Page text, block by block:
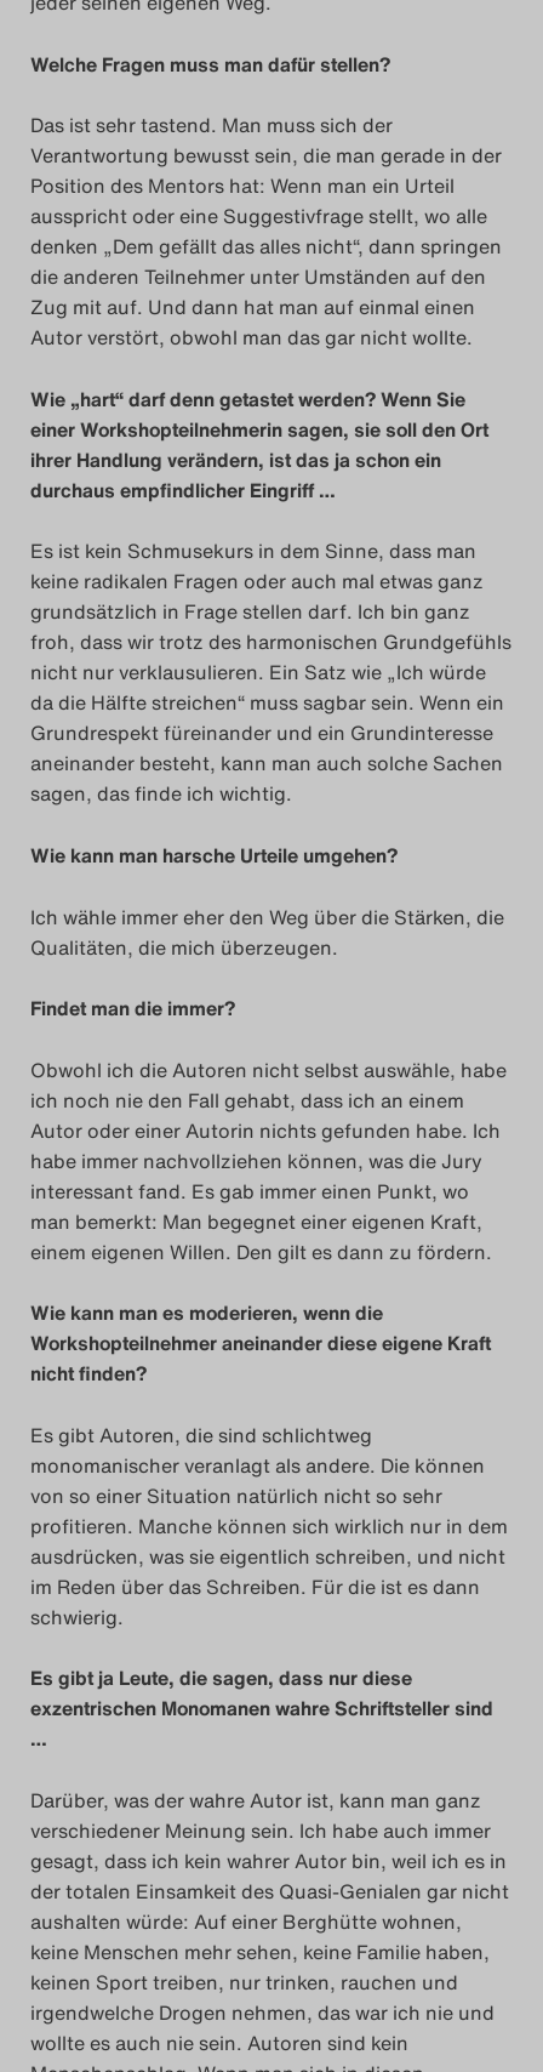
Das Theatertreffen-
2024
Das Theatertreffen-
2025
Das Theatertreffen-
Archiv
Impressum
Nutzungsbedingungen
Search
Welche Fragen muss man dafür stellen?
Das ist sehr tastend. Man muss sich der
Verantwortung bewusst sein, die man gerade in der
Position des Mentors hat: Wenn man ein Urteil
ausspricht oder eine Suggestivfrage stellt, wo alle
denken „Dem gefällt das alles nicht“, dann springen
die anderen Teilnehmer unter Umständen auf den
Zug mit auf. Und dann hat man auf einmal einen
Autor verstört, obwohl man das gar nicht wollte.
Wie „hart“ darf denn getastet werden? Wenn Sie
einer Workshopteilnehmerin sagen, sie soll den Ort
ihrer Handlung verändern, ist das ja schon ein
durchaus empfindlicher Eingriff …
Es ist kein Schmusekurs in dem Sinne, dass man
keine radikalen Fragen oder auch mal etwas ganz
grundsätzlich in Frage stellen darf. Ich bin ganz
froh, dass wir trotz des harmonischen Grundgefühls
nicht nur verklausulieren. Ein Satz wie „Ich würde
da die Hälfte streichen“ muss sagbar sein. Wenn ein
Grundrespekt füreinander und ein Grundinteresse
aneinander besteht, kann man auch solche Sachen
sagen, das finde ich wichtig.
Wie kann man harsche Urteile umgehen?
Ich wähle immer eher den Weg über die Stärken, die
Qualitäten, die mich überzeugen.
Findet man die immer?
Obwohl ich die Autoren nicht selbst auswähle, habe
ich noch nie den Fall gehabt, dass ich an einem
Autor oder einer Autorin nichts gefunden habe. Ich
habe immer nachvollziehen können, was die Jury
interessant fand. Es gab immer einen Punkt, wo
man bemerkt: Man begegnet einer eigenen Kraft,
einem eigenen Willen. Den gilt es dann zu fördern.
Wie kann man es moderieren, wenn die
Workshopteilnehmer aneinander diese eigene Kraft
nicht finden?
Es gibt Autoren, die sind schlichtweg
monomanischer veranlagt als andere. Die können
von so einer Situation natürlich nicht so sehr
profitieren. Manche können sich wirklich nur in dem
ausdrücken, was sie eigentlich schreiben, und nicht
im Reden über das Schreiben. Für die ist es dann
schwierig.
Es gibt ja Leute, die sagen, dass nur diese
exzentrischen Monomanen wahre Schriftsteller sind
…
Darüber, was der wahre Autor ist, kann man ganz
verschiedener Meinung sein. Ich habe auch immer
gesagt, dass ich kein wahrer Autor bin, weil ich es in
der totalen Einsamkeit des Quasi-Genialen gar nicht
aushalten würde: Auf einer Berghütte wohnen,
keine Menschen mehr sehen, keine Familie haben,
keinen Sport treiben, nur trinken, rauchen und
irgendwelche Drogen nehmen, das war ich nie und
wollte es auch nie sein. Autoren sind kein